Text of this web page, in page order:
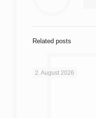
Related posts
2. August 2026